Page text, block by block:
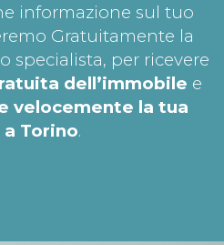
informazione sul tuo
Gratuitamente la
specialista, per ricevere
dell’immobile e
velocemente la tua
a Torino.